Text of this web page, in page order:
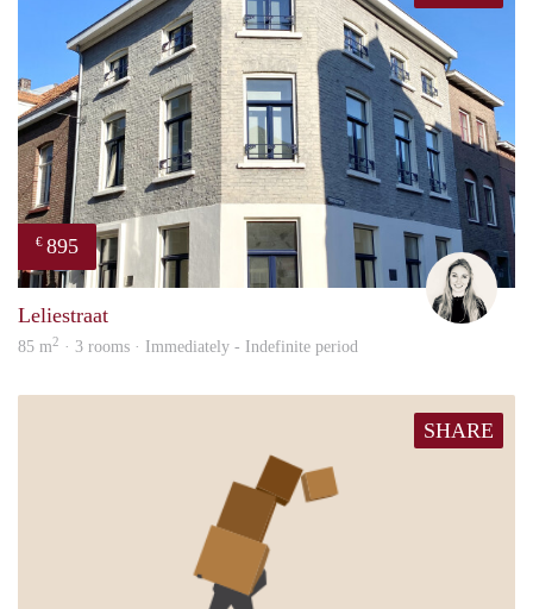
€ 895
Fleur
Leliestraat
85 m2 · 3 rooms · Immediately - Indefinite period
SHARE